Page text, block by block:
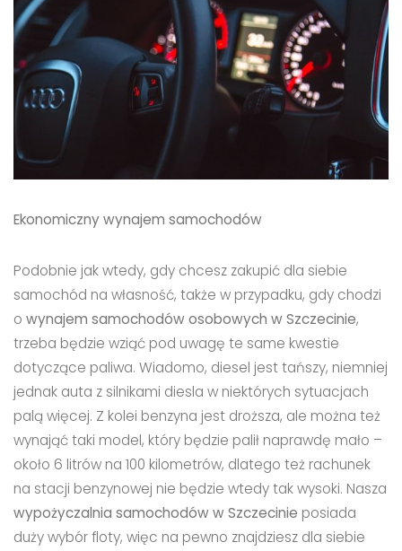
Ekonomiczny wynajem samochodów
Podobnie jak wtedy, gdy chcesz zakupić dla siebie
samochód na własność, także w przypadku, gdy chodzi
o wynajem samochodów osobowych w Szczecinie,
trzeba będzie wziąć pod uwagę te same kwestie
dotyczące paliwa. Wiadomo, diesel jest tańszy, niemniej
jednak auta z silnikami diesla w niektórych sytuacjach
palą więcej. Z kolei benzyna jest droższa, ale można też
wynająć taki model, który będzie palił naprawdę mało –
około 6 litrów na 100 kilometrów, dlatego też rachunek
na stacji benzynowej nie będzie wtedy tak wysoki. Nasza
wypożyczalnia samochodów w Szczecinie posiada
duży wybór floty, więc na pewno znajdziesz dla siebie